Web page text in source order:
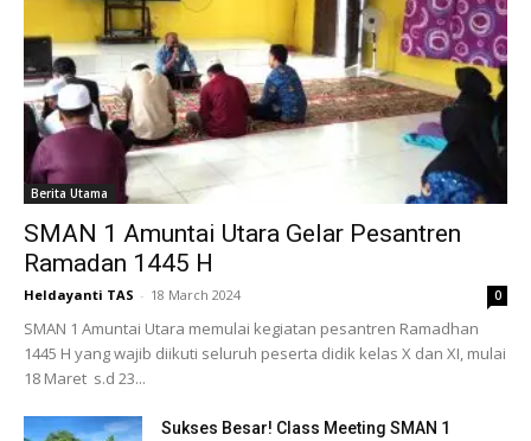
Berita Utama
SMAN 1 Amuntai Utara Gelar Pesantren
Ramadan 1445 H
Heldayanti TAS - 18 March 2024 0
SMAN 1 Amuntai Utara memulai kegiatan pesantren Ramadhan
1445 H yang wajib diikuti seluruh peserta didik kelas X dan XI, mulai
18 Maret s.d 23...
Sukses Besar! Class Meeting SMAN 1